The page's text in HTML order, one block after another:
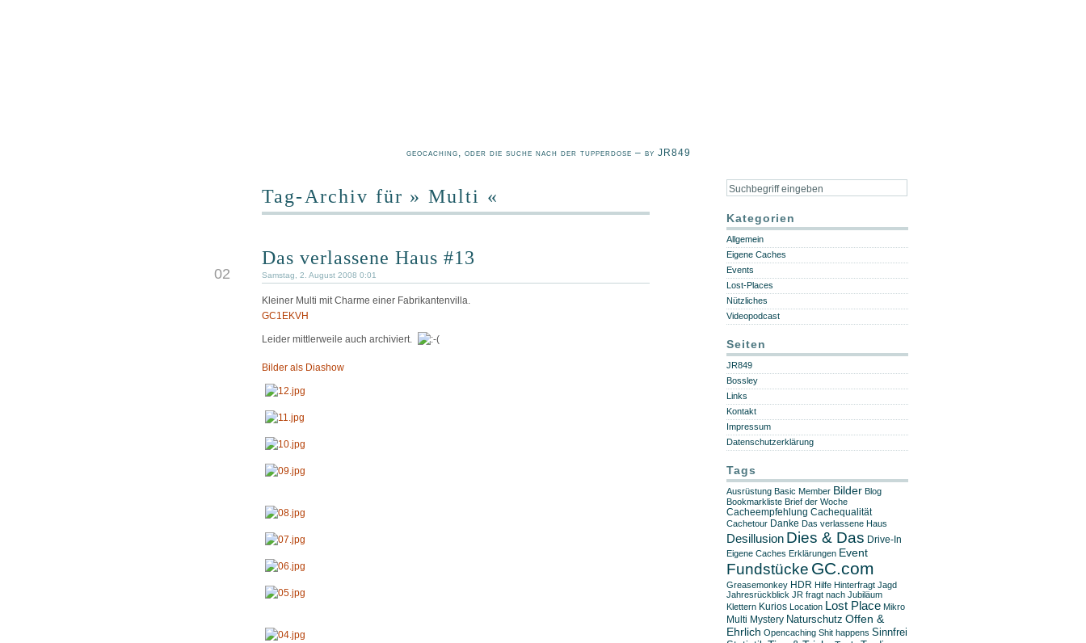
geocaching, oder die suche nach der tupperdose – by JR849
Tag-Archiv für » Multi «
02
Das verlassene Haus #13
Samstag, 2. August 2008 0:01
Kleiner Multi mit Charme einer Fabrikantenvilla.
GC1EKVH
Leider mittlerweile auch archiviert.
Bilder als Diashow
Kategorien
Allgemein
Eigene Caches
Events
Lost-Places
Nützliches
Videopodcast
Seiten
JR849
Bossley
Links
Kontakt
Impressum
Datenschutzerklärung
Tags
Ausrüstung Basic Member Bilder Blog
Bookmarkliste Brief der Woche
Cacheempfehlung Cachequalität
Cachetour Danke Das verlassene Haus
Desillusion Dies & Das Drive-In
Eigene Caches Erklärungen Event
Fundstücke GC.com
Greasemonkey HDR Hilfe Hinterfragt Jagd
Jahresrückblick JR fragt nach Jubiläum
Klettern Kurios Location Lost Place Mikro
Multi Mystery Naturschutz Offen &
Ehrlich Opencaching Shit happens Sinnfrei